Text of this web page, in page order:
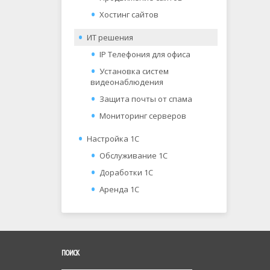
Хостинг сайтов
ИТ решения
IP Телефония для офиса
Установка систем
видеонаблюдения
Защита почты от спама
Мониторинг серверов
Настройка 1С
Обслуживание 1С
Доработки 1С
Аренда 1С
ПОИСК